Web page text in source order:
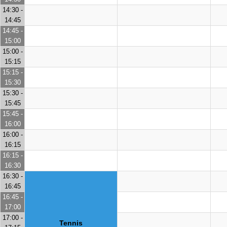
14:30 -
14:45
14:45 -
15:00
15:00 -
15:15
15:15 -
15:30
15:30 -
15:45
15:45 -
16:00
16:00 -
16:15
16:15 -
16:30
16:30 -
16:45
Tennis
16:45 -
17:00
17:00 -